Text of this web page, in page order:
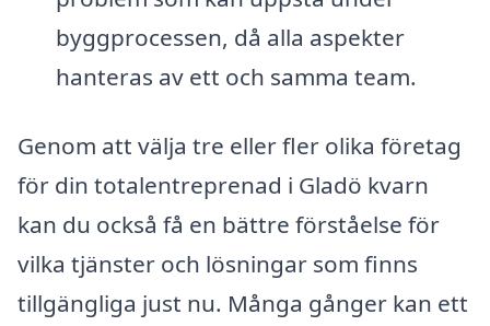
byggprocessen, då alla aspekter
hanteras av ett och samma team.
Genom att välja tre eller fler olika företag
för din totalentreprenad i Gladö kvarn
kan du också få en bättre förståelse för
vilka tjänster och lösningar som finns
tillgängliga just nu. Många gånger kan ett